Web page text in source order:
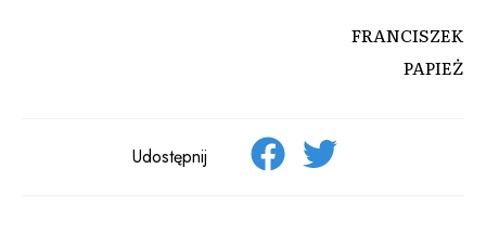
FRANCISZEK
PAPIEŻ
Udostępnij